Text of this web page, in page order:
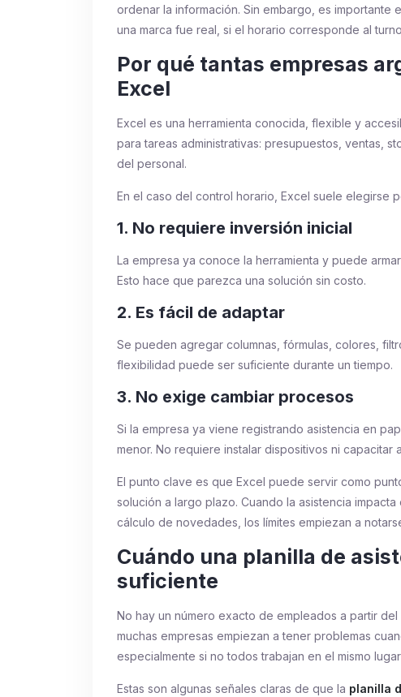
ordenar la información. Sin embargo, es importante
una marca fue real, si el horario corresponde al
Por qué tantas empresas
Excel
Excel es una herramienta conocida, flexible y
para tareas administrativas: presupuestos, ventas,
del personal.
En el caso del control horario, Excel suele elegirse
1. No requiere inversión inicial
La empresa ya conoce la herramienta y puede
Esto hace que parezca una solución sin costo.
2. Es fácil de adaptar
Se pueden agregar columnas, fórmulas, colores,
flexibilidad puede ser suficiente durante un tiempo.
3. No exige cambiar procesos
Si la empresa ya viene registrando asistencia en
menor. No requiere instalar dispositivos ni
El punto clave es que Excel puede servir como
solución a largo plazo. Cuando la asistencia
cálculo de novedades, los límites empiezan a
Cuándo una planilla de
suficiente
No hay un número exacto de empleados a partir
muchas empresas empiezan a tener problemas
especialmente si no todos trabajan en el mismo
Estas son algunas señales claras de que la planilla